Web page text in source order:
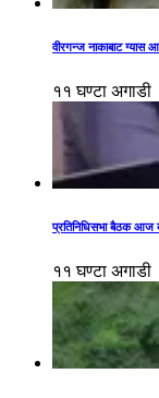
वीरगन्ज नाकाबाट
११ घण्टा अगाडी
प्रतिनिधिसभा बैठक आज
११ घण्टा अगाडी